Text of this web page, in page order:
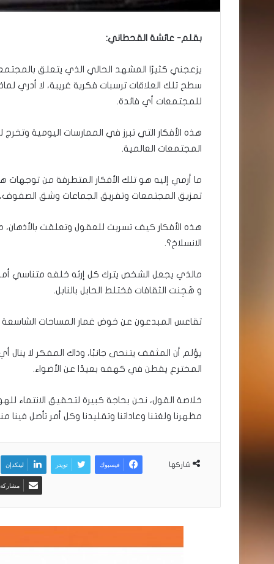
بقلم- عائشة القحطاني:
يزعجني كثيرًا المشهد الحالي الذي يتعلق
سطح تلك العلاقات ترسبات فكرية غريبة، لا أدري
للمجتمعات أي فائدة.
هذه الأفكار التي تبرز في الممارسات اليومية
المجتمعات العالمية.
ما أرمي إليه هو تلك الأفكار المتطرفة من
تمزيق المجتمعات وتفريق الجماعات وشق الصفوف،
هذه الأفكار كيف تسربت للعقول وتعلقت
الانسلاخ؟.
مالذي يجعل الشخص يترك كل إرثه خلفه متناسي
و هُجِنت الثقافات فختلط الحابل بالنابل.
تقاعس المبدعون عن خوض غمار المساحات الشاسعة
يؤلم أن المثقف يتنحى جانبًا، وذاك المفكر لا
المخترع يقطن في كهفه بعيدًا عن الأضواء.
خلاصة القول، نحن بحاجة كبيرة لتحقيق الانتماء
مظهرنا ولغتنا وعاداتنا وتقليدنا وكل أمر تأصل فينا
شاركها فيسبوك تويتر لينكدإن
مشاركة